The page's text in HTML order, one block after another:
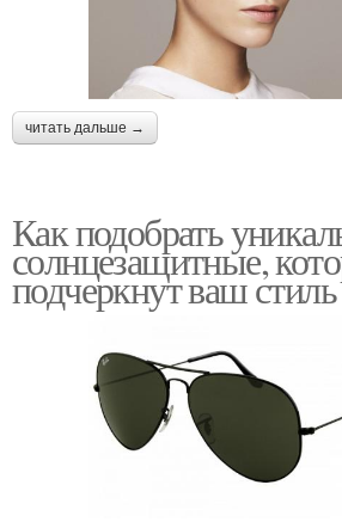
читать дальше →
Как подобрать
солнцезащитные,
подчеркнут ваш стиль